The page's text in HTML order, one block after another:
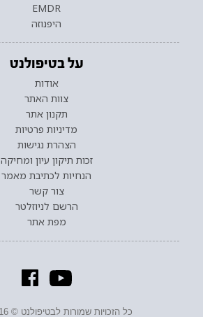
EMDR
היפנוזה
על בטיפולנט
אודות
צוות האתר
תקנון אתר
מדיניות פרטיות
הצהרת נגישות
זכות תיקון עיון ומחיקה
הנחיות לכתיבת מאמר
צור קשר
הרשם לניוזלטר
מפת אתר
כל הזכויות שמורות לבטיפולנט © 2016 - 2026